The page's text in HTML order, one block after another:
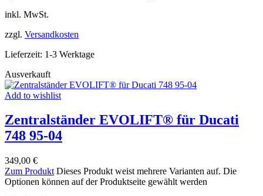
inkl. MwSt.
zzgl. Versandkosten
Lieferzeit: 1-3 Werktage
Ausverkauft
Add to wishlist
Zentralständer EVOLIFT® für Ducati
748 95-04
349,00 €
Zum Produkt Dieses Produkt weist mehrere Varianten auf. Die
Optionen können auf der Produktseite gewählt werden